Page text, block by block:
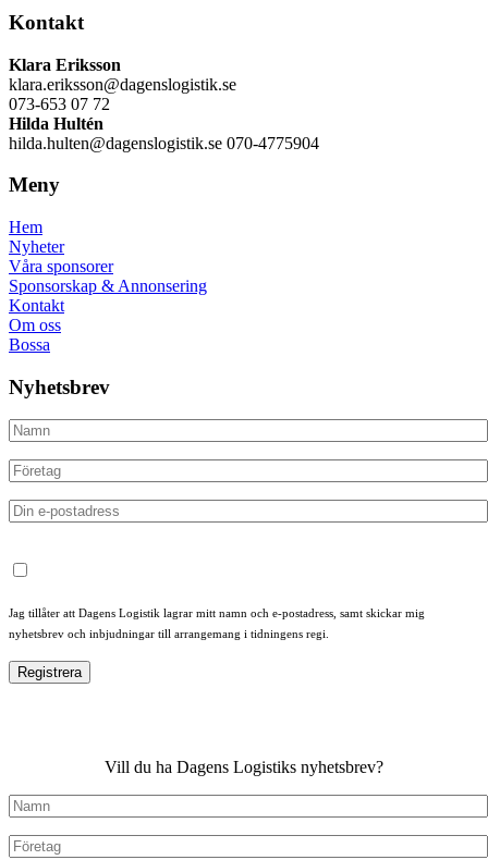
Kontakt
Klara Eriksson
klara.eriksson@dagenslogistik.se
073-653 07 72
Hilda Hultén
hilda.hulten@dagenslogistik.se 070-4775904
Meny
Hem
Nyheter
Våra sponsorer
Sponsorskap & Annonsering
Kontakt
Om oss
Bossa
Nyhetsbrev
Jag tillåter att Dagens Logistik lagrar mitt namn och e-postadress, samt skickar mig
nyhetsbrev och inbjudningar till arrangemang i tidningens regi.
Vill du ha Dagens Logistiks nyhetsbrev?